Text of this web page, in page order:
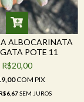
ALBOCARINATA
POTE 11
R$20,00
COM PIX
SEM JUROS